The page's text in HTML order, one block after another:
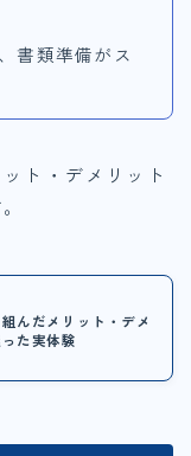
書類準備がス
ト・デメリット
んだメリット・デメ
た実体験